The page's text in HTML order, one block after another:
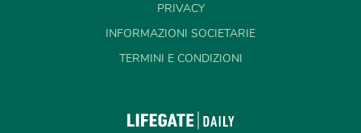
PRIVACY
INFORMAZIONI SOCIETARIE
TERMINI E CONDIZIONI